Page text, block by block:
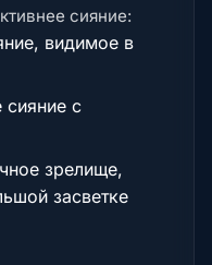
сияние:
видимое в
сияние с
зрелище,
засветке